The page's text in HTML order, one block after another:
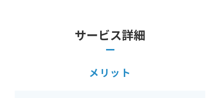
サービス詳細
メリット